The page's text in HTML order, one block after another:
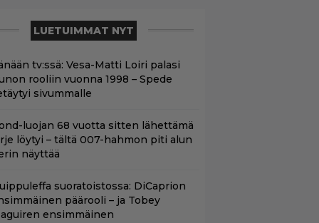
LUETUIMMAT NYT
tv:ssä: Vesa-Matti Loiri palasi
rooliin vuonna 1998 – Spede
sivummalle
luojan 68 vuotta sitten lähettämä
löytyi – tältä 007-hahmon piti alun
näyttää
suoratoistossa: DiCaprion
päärooli – ja Tobey
ensimmäinen